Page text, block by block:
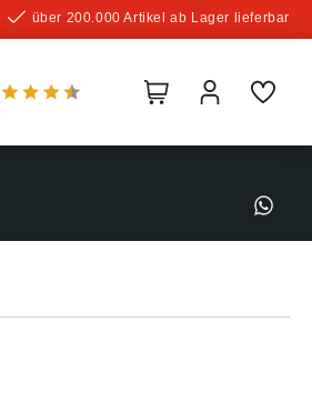
über 200.000 Artikel ab Lager lieferbar